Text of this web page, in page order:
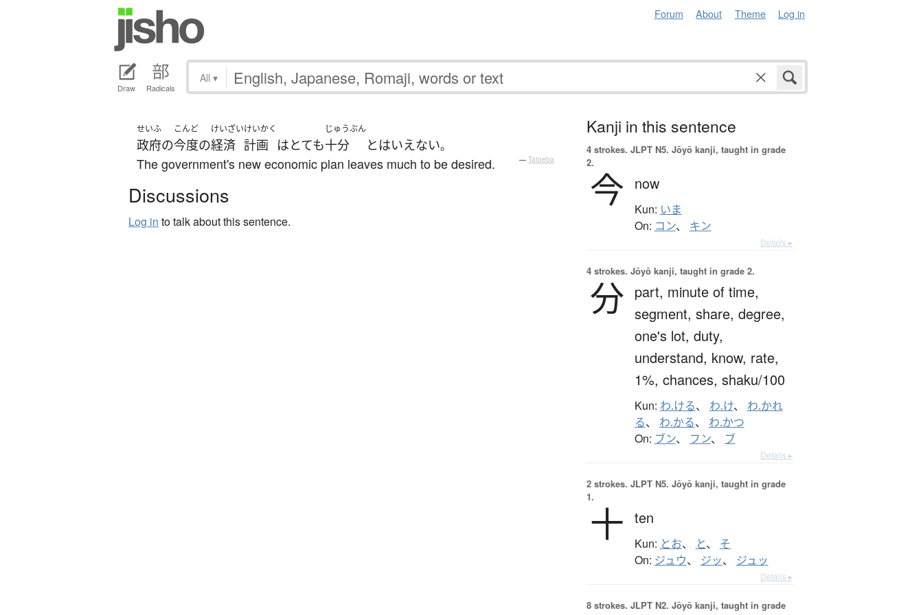
Forum About Theme Log in
Draw Radicals
All ▾
せいふ
政府の
こんど
今度の
けいざい
経済
けいかく
計画 はとても
じゅうぶん
十分 とはいえない。
The government's new economic plan leaves much to be desired. — Tatoeba
Discussions
Log in to talk about this sentence.
Kanji in this sentence
4 strokes. JLPT N5. Jōyō kanji, taught in grade
2.
今 now
Kun: いま
On: コン、 キン
Details ▸
4 strokes. Jōyō kanji, taught in grade 2.
分 part, minute of time,
segment, share, degree,
one's lot, duty,
understand, know, rate,
1%, chances, shaku/100
Kun: わ.ける、 わ.け、 わ.かれ
る、 わ.かる、 わ.かつ
On: ブン、 フン、 ブ
Details ▸
2 strokes. JLPT N5. Jōyō kanji, taught in grade
1.
十 ten
Kun: とお、 と、 そ
On: ジュウ、 ジッ、 ジュッ
Details ▸
8 strokes. JLPT N2. Jōyō kanji, taught in grade